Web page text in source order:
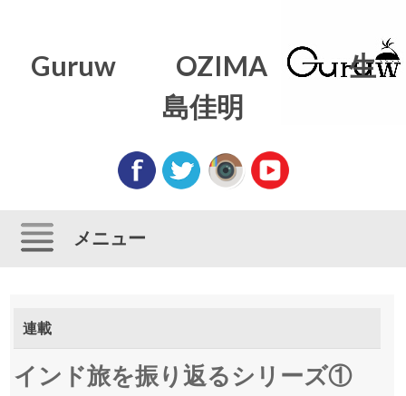
Guruw OZIMA 生
島佳明
メニュー
連載
インド旅を振り返るシリーズ①